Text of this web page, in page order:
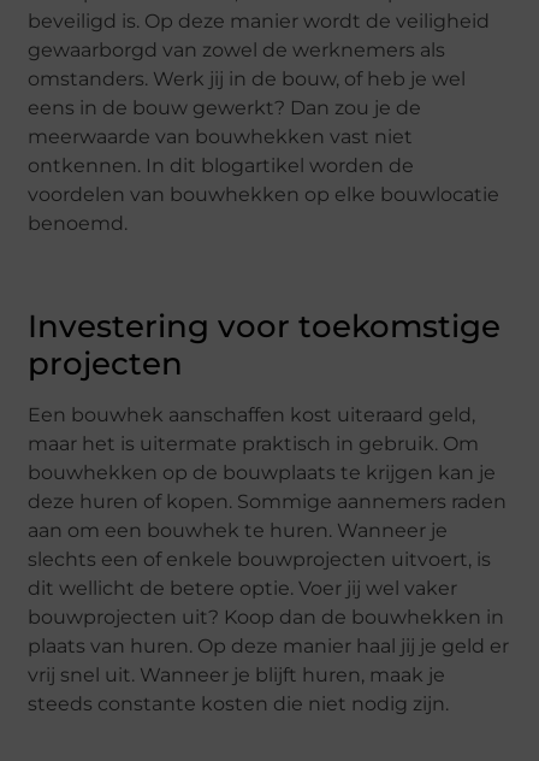
beveiligd is. Op deze manier wordt de veiligheid
gewaarborgd van zowel de werknemers als
omstanders. Werk jij in de bouw, of heb je wel
eens in de bouw gewerkt? Dan zou je de
meerwaarde van bouwhekken vast niet
ontkennen. In dit blogartikel worden de
voordelen van bouwhekken op elke bouwlocatie
benoemd.
Investering voor toekomstige
projecten
Een bouwhek aanschaffen kost uiteraard geld,
maar het is uitermate praktisch in gebruik. Om
bouwhekken op de bouwplaats te krijgen kan je
deze huren of kopen. Sommige aannemers raden
aan om een bouwhek te huren. Wanneer je
slechts een of enkele bouwprojecten uitvoert, is
dit wellicht de betere optie. Voer jij wel vaker
bouwprojecten uit? Koop dan de bouwhekken in
plaats van huren. Op deze manier haal jij je geld er
vrij snel uit. Wanneer je blijft huren, maak je
steeds constante kosten die niet nodig zijn.